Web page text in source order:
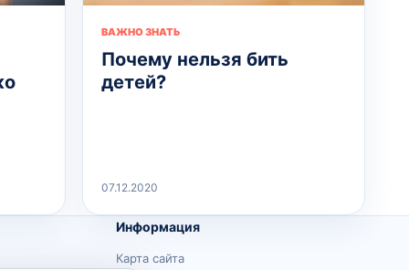
ВАЖНО ЗНАТЬ
Почему нельзя бить
детей?
07.12.2020
Информация
Карта сайта